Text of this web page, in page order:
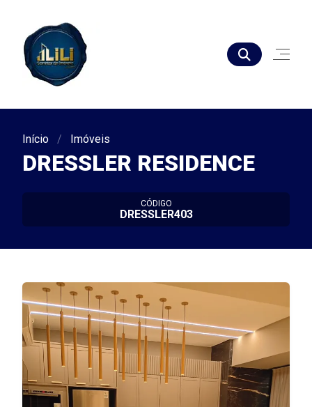
Início Imóveis
DRESSLER RESIDENCE
CÓDIGO
DRESSLER403